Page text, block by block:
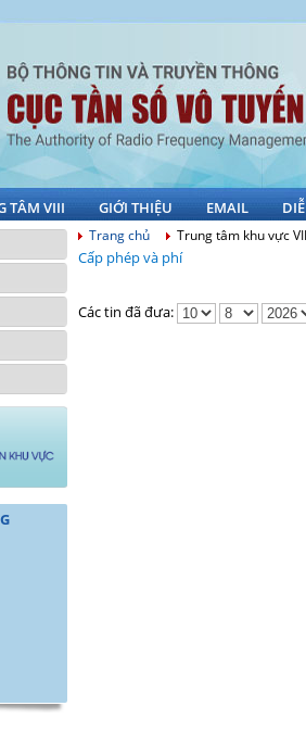
TÂM VIII GIỚI THIỆU EMAIL
Trang chủ Trung tâm khu vực
Cấp phép và phí
Các tin đã đưa: